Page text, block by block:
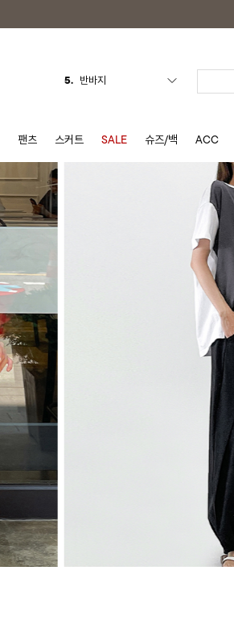
6. 여름티
8.
팬츠 스커트 SALE 슈즈/백 ACC